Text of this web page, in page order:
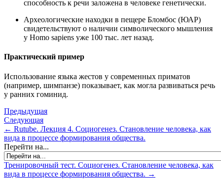
способность к речи заложена в человеке генетически.
Археологические находки в пещере Бломбос (ЮАР)
свидетельствуют о наличии символического мышления
у Homo sapiens уже 100 тыс. лет назад.
Практический пример
Использование языка жестов у современных приматов
(например, шимпанзе) показывает, как могла развиваться речь
у ранних гоминид.
Предыдущая
Следующая
← Rutube. Лекция 4. Социогенез. Становление человека, как
вида в процессе формирования общества.
Перейти на...
Тренировочный тест. Социогенез. Становление человека, как
вида в процессе формирования общества. →